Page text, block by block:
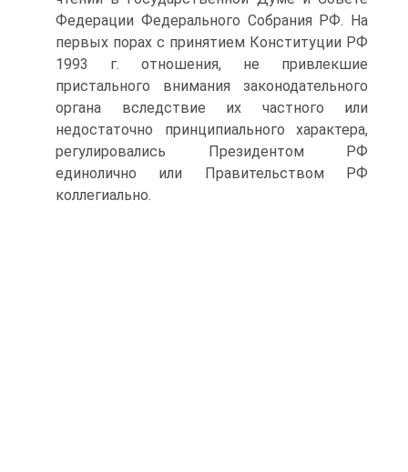
Федерации Федерального Собрания РФ. На
первых порах с принятием Конституции РФ
1993 г. отношения, не привлекшие
пристального внимания законодательного
органа вследствие их частного или
недостаточно принципиального характера,
регулировались Президентом РФ
единолично или Правительством РФ
коллегиально.